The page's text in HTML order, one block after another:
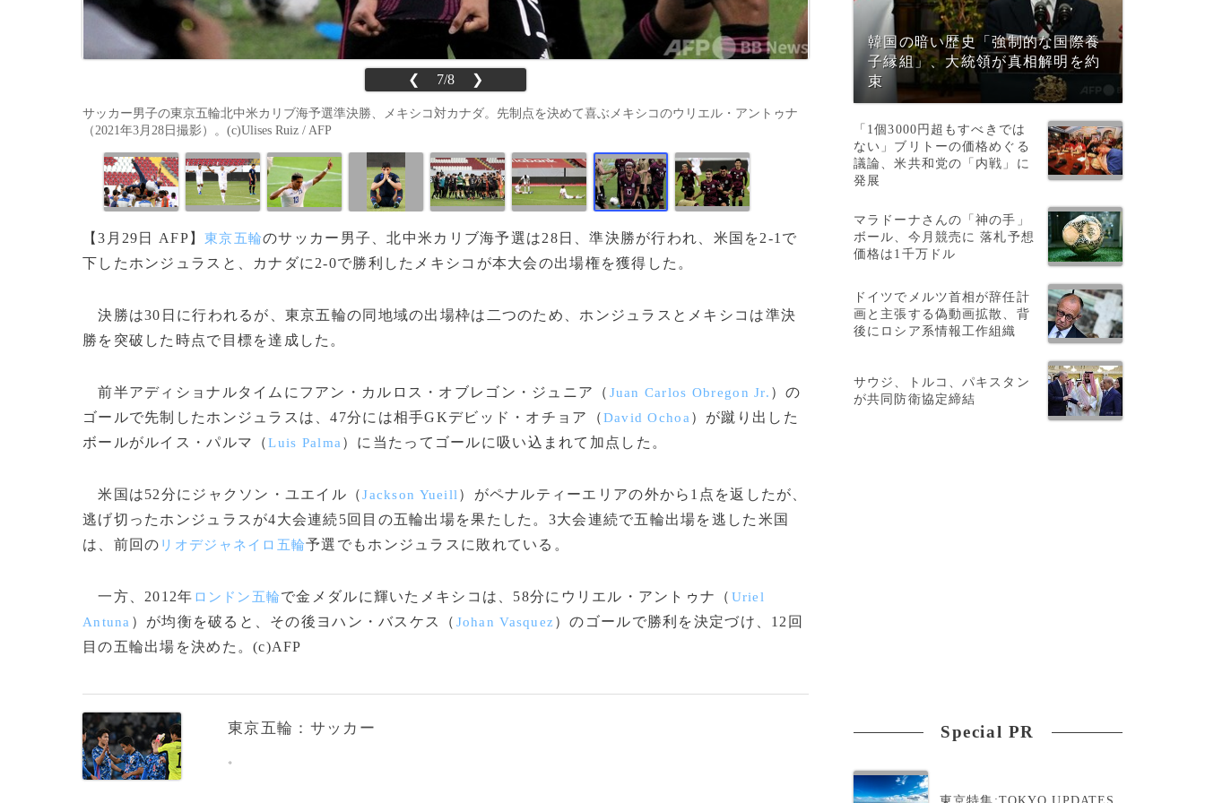
❮ 7/8 ❯
サッカー男子の東京五輪北中米カリブ海予選準決勝、メキシコ対カナダ。先制点を決めて喜ぶメキシコのウリエル・アントゥナ
（2021年3月28日撮影）。(c)Ulises Ruiz / AFP
【3月29日 AFP】東京五輪のサッカー男子、北中米カリブ海予選は28日、準決勝が行われ、米国を2-1で
下したホンジュラスと、カナダに2-0で勝利したメキシコが本大会の出場権を獲得した。
決勝は30日に行われるが、東京五輪の同地域の出場枠は二つのため、ホンジュラスとメキシコは準決
勝を突破した時点で目標を達成した。
前半アディショナルタイムにフアン・カルロス・オブレゴン・ジュニア（ Juan Carlos Obregon Jr. ）の
ゴールで先制したホンジュラスは、47分には相手GKデビッド・オチョア（David Ochoa ）が蹴り出した
ボールがルイス・パルマ（Luis Palma ）に当たってゴールに吸い込まれて加点した。
米国は52分にジャクソン・ユエイル（Jackson Yueill ）がペナルティーエリアの外から1点を返したが、
逃げ切ったホンジュラスが4大会連続5回目の五輪出場を果たした。3大会連続で五輪出場を逃した米国
は、前回の リオデジャネイロ五輪予選でもホンジュラスに敗れている。
一方、2012年 ロンドン五輪で金メダルに輝いたメキシコは、58分にウリエル・アントゥナ（ Uriel
Antuna ）が均衡を破ると、その後ヨハン・バスケス（ Johan Vasquez）のゴールで勝利を決定づけ、12回
目の五輪出場を決めた。(c)AFP
東京五輪：サッカー
。
韓国の暗い歴史「強制的な国際養
子縁組」、大統領が真相解明を約
束
「1個3000円超もすべきでは
ない」ブリトーの価格めぐる
議論、米共和党の「内戦」に
発展
マラドーナさんの「神の手」
ボール、今月競売に 落札予想
価格は1千万ドル
ドイツでメルツ首相が辞任計
画と主張する偽動画拡散、背
後にロシア系情報工作組織
サウジ、トルコ、パキスタン
が共同防衛協定締結
Special PR
東京特集:TOKYO UPDATES